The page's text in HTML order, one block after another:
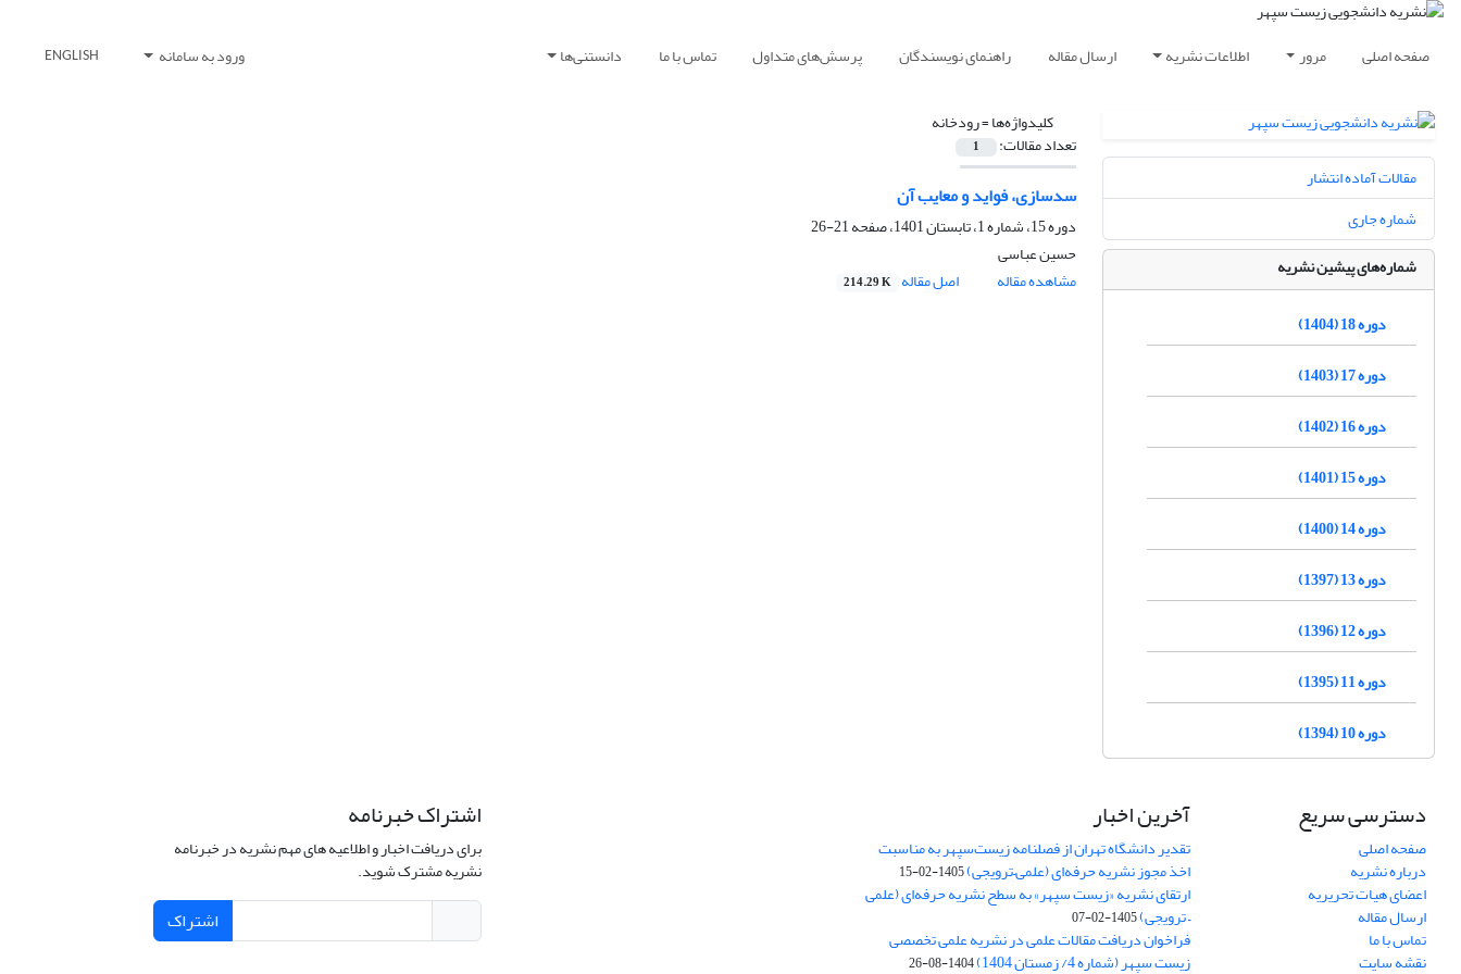
صفحه اصلی مرور اطلاعات نشریه ارسال مقاله راهنمای نویسندگان پرسش‌های متداول تماس با ما دانستنی‌ها ورود به سامانه ENGLISH
کلیدواژه‌ها =رودخانه
تعداد مقالات: 1
سدسازی، فواید و معایب آن
دوره 15، شماره 1، تابستان 1401، صفحه
21-26
حسین عباسی
مشاهده مقاله
اصل مقاله 214.29 K
مقالات آماده انتشار
شماره جاری
شماره‌های پیشین نشریه
دوره 18 (1404)
دوره 17 (1403)
دوره 16 (1402)
دوره 15 (1401)
دوره 14 (1400)
دوره 13 (1397)
دوره 12 (1396)
دوره 11 (1395)
دوره 10 (1394)
دسترسی سریع
صفحه اصلی
درباره نشریه
اعضای هیات تحریریه
ارسال مقاله
تماس با ما
نقشه سایت
آخرین اخبار
تقدیر دانشگاه تهران از فصلنامه زیست‌سپهر به مناسبت
اخذ مجوز نشریه حرفه‌ای (علمی–ترویجی)1405-02-15
ارتقای نشریه «زیست‌ سپهر» به سطح نشریه حرفه‌ای (علمی
– ترویجی)1405-02-07
فراخوان دریافت مقالات علمی در نشریه علمی تخصصی
زیست سپهر (شماره 4/ زمستان 1404) 1404-08-26
اشتراک خبرنامه
برای دریافت اخبار و اطلاعیه های مهم نشریه در خبرنامه
نشریه مشترک شوید.
اشتراک